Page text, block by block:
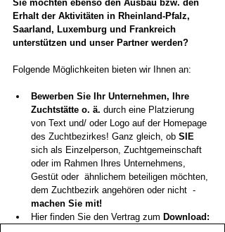
Sie möchten ebenso den Ausbau bzw. den
Erhalt der Aktivitäten in Rheinland-Pfalz,
Saarland, Luxemburg und Frankreich
unterstützen und unser Partner werden?
Folgende Möglichkeiten bieten wir Ihnen an:
Bewerben Sie Ihr Unternehmen, Ihre
Zuchtstätte o. ä. durch eine Platzierung
von Text und/ oder Logo auf der Homepage
des Zuchtbezirkes! Ganz gleich, ob SIE
sich als Einzelperson, Zuchtgemeinschaft
oder im Rahmen Ihres Unternehmens,
Gestüt oder  ähnlichem beteiligen möchten,
dem Zuchtbezirk angehören oder nicht  -
machen Sie mit!
Hier finden Sie den Vertrag zum Download: